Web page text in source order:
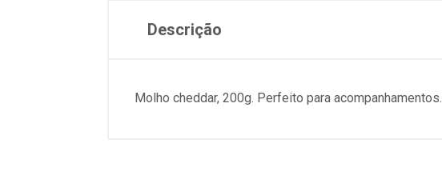
Descrição
Molho cheddar, 200g. Perfeito para acompanhamentos.